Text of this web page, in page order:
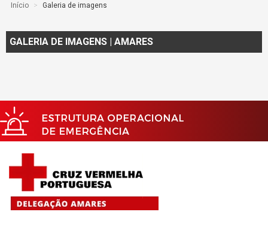
Início > Galeria de imagens
GALERIA DE IMAGENS | AMARES